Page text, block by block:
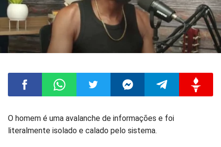
CompartilharCompartilharCompartilharCompartilharCompartilhar
O homem é uma avalanche de informações e foi
literalmente isolado e calado pelo sistema.